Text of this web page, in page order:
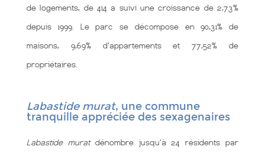
de logements, de 414 a suivi une croissance de 2,73%
depuis 1999. Le parc se décompose en 90,31% de
maisons, 9,69% d'appartements et 77,52% de
propriétaires.
Labastide murat, une commune
tranquille appréciée des sexagenaires
Labastide muratdénombre jusqu'à 24 résidents par